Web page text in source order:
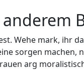
Wehe mark, ihr
sorgen
arg